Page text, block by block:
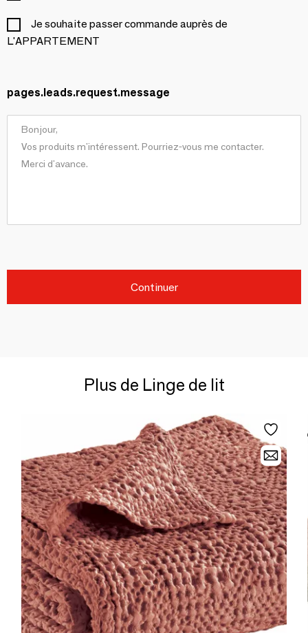
Je souhaite passer commande auprès de
L'APPARTEMENT
pages.leads.request.message
Continuer
Plus de Linge de lit